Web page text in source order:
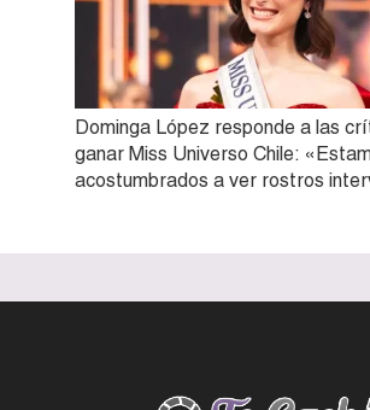
Dominga López responde a las
ganar Miss Universo Chile:
acostumbrados a ver rostros